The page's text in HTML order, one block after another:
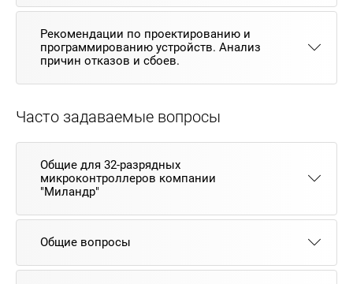
Рекомендации по проектированию и
программированию устройств. Анализ
причин отказов и сбоев.
Часто задаваемые вопросы
Общие для 32-разрядных
микроконтроллеров компании
"Миландр"
Общие вопросы